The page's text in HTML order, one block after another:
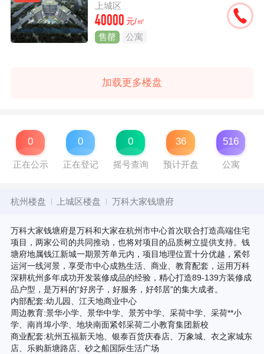
上城区
40000 元/㎡
售罄 公寓
加载更多楼盘
0
正在公示
0
正在登记
0
摇号查询
36
预计开盘
516
公寓
杭州楼盘 上城区楼盘 万科大家钱塘府
万科大家钱塘府是万科和大家在杭州市中心首次联合打造高端住宅
项目，两家公司的共同推动，也将对项目的品质树立提供支持。钱
塘府地属钱江新城一期景芳单元内，项目地理位置十分优越，紧邻
运河一线河景，享受市中心成熟生活、商业、教育配套，运用万科
深耕杭州多年成功开发装修成品的经验，精心打造89-139方装修成
品户型，是万科的“好房子，好服务，好邻居”的集大成者。
内部配套:幼儿园、江天地商业中心
周边教育:景华小学、景华中学、景芳中学、采荷中学、采荷**小
学、南肖埠小学、地块南面紧邻采荷二小教育集团新校
商业配套:杭州五福新天地、银泰百货庆春店、万象城、衣之家城东
店、乐购新塘路店、砂之船国际生活广场